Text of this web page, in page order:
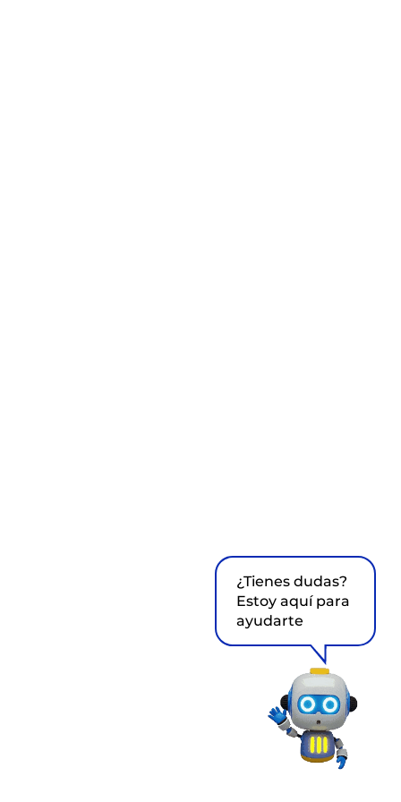
¿Tienes dudas?
Estoy aquí para
ayudarte